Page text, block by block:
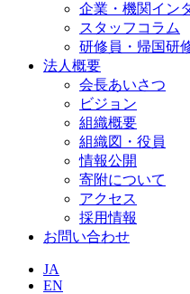
企業・機関イン
スタッフコラム
研修員・帰国研
法人概要
会長あいさつ
ビジョン
組織概要
組織図・役員
情報公開
寄附について
アクセス
採用情報
お問い合わせ
JA
EN